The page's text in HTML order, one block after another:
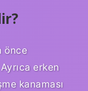
önce
erken
kanaması